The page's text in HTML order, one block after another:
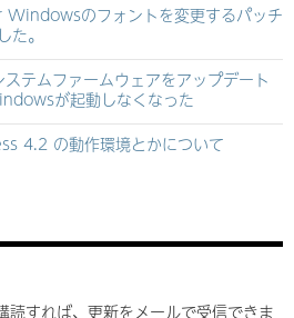
のフォントを変更するパッチ
た。
テムファームウェアをアップデート
が起動しなくなった
4.2 の動作環境とかについて
読すれば、更新をメールで受信できま